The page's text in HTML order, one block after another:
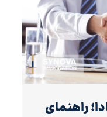
راهنمای